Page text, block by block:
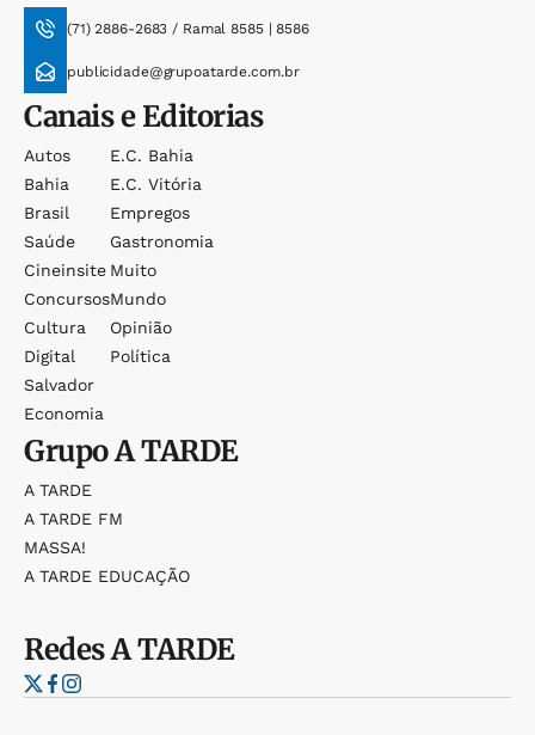
(71) 2886-2683 / Ramal 8585 | 8586
publicidade@grupoatarde.com.br
Canais e Editorias
Autos
Bahia
Brasil
Saúde
Cineinsite
Concursos
Cultura
Digital
Salvador
Economia
E.c. Bahia
E.c. Vitória
Empregos
Gastronomia
Muito
Mundo
Opinião
Política
GrupoA TARDE
A TARDE
A TARDE FM
MASSA!
A TARDE EDUCAÇÃO
RedesA TARDE